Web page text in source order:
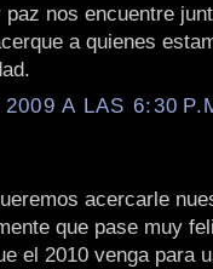
nos encuentre
a quienes
A LAS 6:30
acercarle
que pase muy
el 2010 venga para